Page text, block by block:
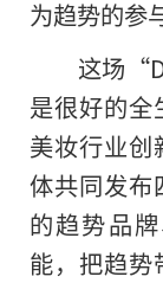
为趋势的参
这场
是很好的全
美妆行业
体共同发布
的趋势品
能，把趋